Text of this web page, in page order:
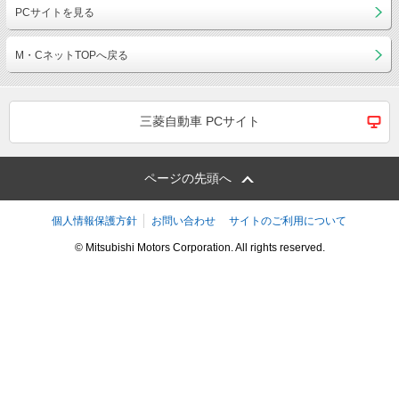
PCサイトを見る
M・CネットTOPへ戻る
三菱自動車 PCサイト
ページの先頭へ
個人情報保護方針 お問い合わせ サイトのご利用について
© Mitsubishi Motors Corporation. All rights reserved.